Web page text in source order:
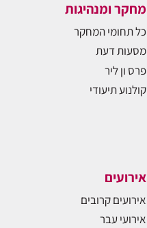
מחקר ומנהיגות
כל תחומי המחקר
מסעות דעת
פרס ון ליר
קולנוע תיעודי
אירועים
אירועים קרובים
אירועי עבר